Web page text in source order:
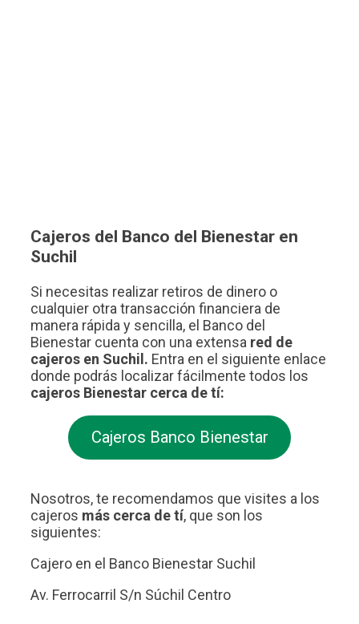
Cajeros del Banco del Bienestar en
Suchil
Si necesitas realizar retiros de dinero o
cualquier otra transacción financiera de
manera rápida y sencilla, el Banco del
Bienestar cuenta con una extensa red de
cajeros en Suchil. Entra en el siguiente enlace
donde podrás localizar fácilmente todos los
cajeros Bienestar cerca de tí:
Cajeros Banco Bienestar
Nosotros, te recomendamos que visites a los
cajeros más cerca de tí, que son los
siguientes:
Cajero en el Banco Bienestar Suchil
Av. Ferrocarril S/n Súchil Centro